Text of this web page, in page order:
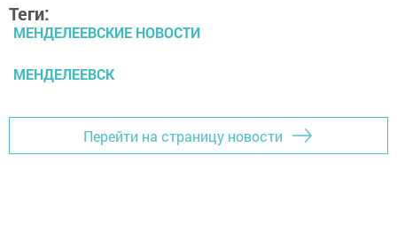
Теги:
МЕНДЕЛЕЕВСКИЕ НОВОСТИ
МЕНДЕЛЕЕВСК
Перейти на страницу новости